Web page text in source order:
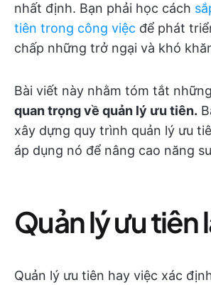
nhất định. Bạn phải học cách
tiên trong công việc để phát
chấp những trở ngại và khó
Bài viết này nhằm tóm tắt những
quan trọng về quản lý ưu tiên.
xây dựng quy trình quản lý ưu
áp dụng nó để nâng cao năng
Quản lý ưu tiên
Quản lý ưu tiên hay việc xác